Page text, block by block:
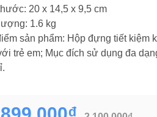
20 x 14,5 x 9,5 cm
1.6 kg
sản phẩm: Hộp đựng tiết kiệm
trẻ em; Mục đích sử dụng đa